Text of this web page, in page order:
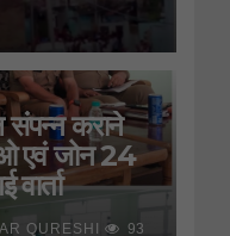
कराने
एवं जोन 24
QURESHI 93